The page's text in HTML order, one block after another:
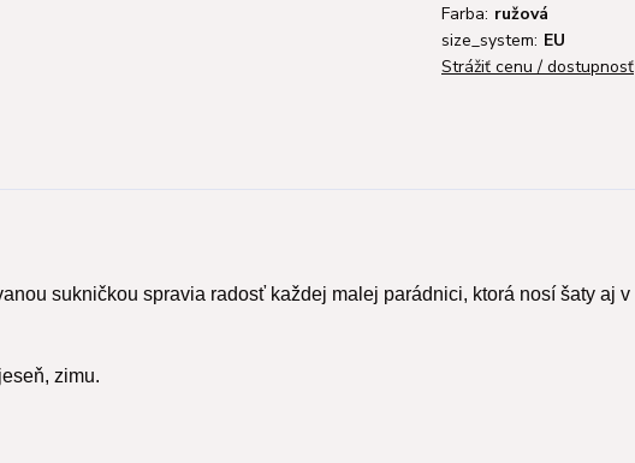
Farba: ružová
size_system: EU
Strážiť cenu / dostupnosť
sukničkou spravia radosť každej malej parádnici, ktorá nosí šaty aj v
zimu.